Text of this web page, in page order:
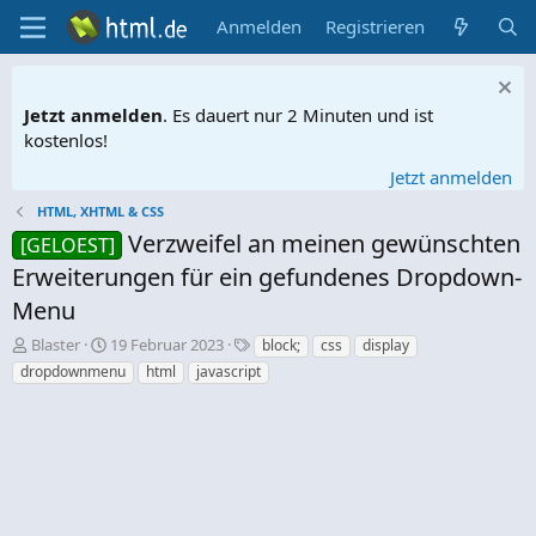
Anmelden Registrieren
Jetzt anmelden. Es dauert nur 2 Minuten und ist
kostenlos!
Jetzt anmelden
HTML, XHTML & CSS
[GELOEST] Verzweifel an meinen gewünschten
Erweiterungen für ein gefundenes Dropdown-
Menu
E
r
s
Blaster
E
r
s
19 Februar 2023
S
c
h
block; css
display
dropdownmenu
html javascript